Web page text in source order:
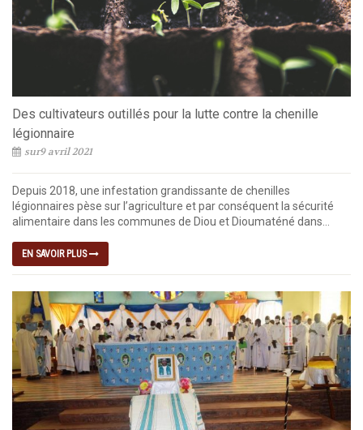
Des cultivateurs outillés pour la lutte contre la chenille
légionnaire
sur9 avril 2021
Depuis 2018, une infestation grandissante de chenilles
légionnaires pèse sur l’agriculture et par conséquent la sécurité
alimentaire dans les communes de Diou et Dioumaténé dans...
EN SAVOIR PLUS